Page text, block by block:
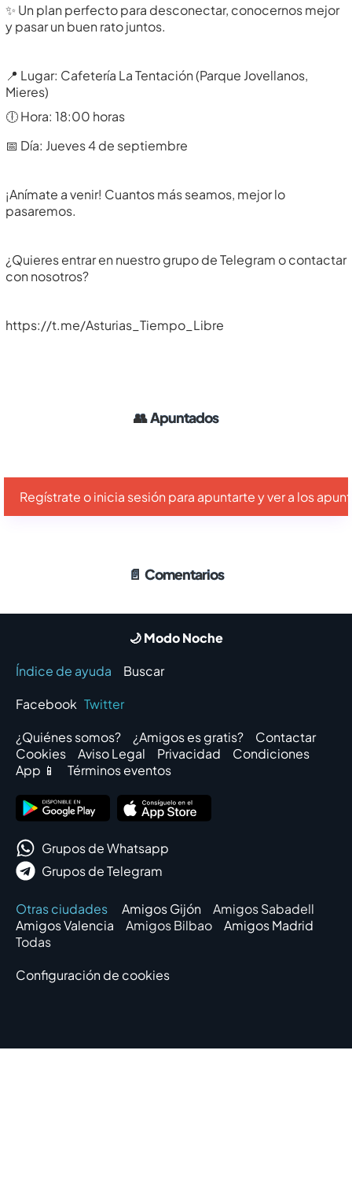
✨ Un plan perfecto para desconectar, conocernos mejor
y pasar un buen rato juntos.
📍 Lugar: Cafetería La Tentación (Parque Jovellanos,
Mieres)
🕕 Hora: 18:00 horas
📅 Día: Jueves 4 de septiembre
¡Anímate a venir! Cuantos más seamos, mejor lo
pasaremos.
¿Quieres entrar en nuestro grupo de Telegram o contactar
con nosotros?
https://t.me/Asturias_Tiempo_Libre
👥Apuntados
Regístrate o inicia sesión para apuntarte y ver a los
📄 Comentarios
🌙 Modo Noche
Índice de ayuda
Buscar
Facebook Twitter
¿Quiénes somos?
¿Amigos es gratis?
Contactar
Cookies
Aviso Legal Privacidad
Condiciones
App 📱
Términos eventos
Grupos de Whatsapp
Grupos de Telegram
Otras ciudades Amigos Gijón
Amigos Sabadell
Amigos Valencia
Amigos Bilbao
Amigos Madrid
Todas
Configuración de cookies